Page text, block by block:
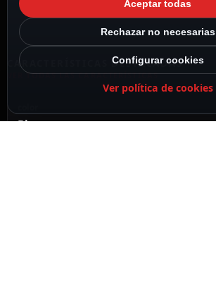
CARACTERÍSTICAS DESTACADAS
VER TODAS LAS CARACTERÍSTICAS
Blanco
Aceptar todas
Rechazar no necesarias
Configurar cookies
Ver política de cookies